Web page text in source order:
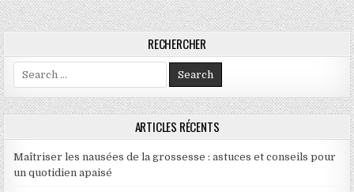
RECHERCHER
Search for:
ARTICLES RÉCENTS
Maîtriser les nausées de la grossesse : astuces et conseils pour
un quotidien apaisé